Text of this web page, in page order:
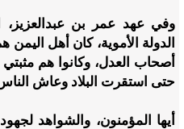
وفي عهد عمر بن عبدالعزيز،
الدولة الأموية، كان أهل
أصحاب العدل، وكانوا هم مثبتي
حتى استقرت البلاد وعاش
أيها المؤمنون، والشواهد